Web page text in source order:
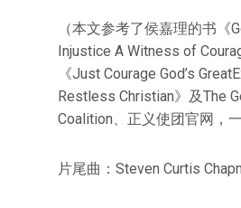
（本文参考了侯嘉理的书《
Injustice A Witness of
《Just Courage God’s
Restless Christian》及The
Coalition、正义使团官网，一
片尾曲：Steven Curtis